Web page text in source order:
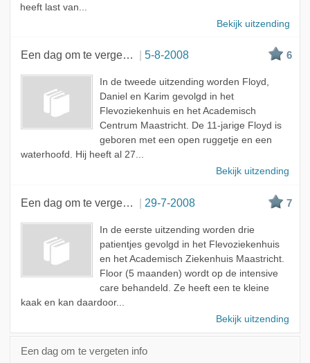
heeft last van...
Bekijk uitzending
Een dag om te vergeten 5-8-2008 6
In de tweede uitzending worden Floyd,
Daniel en Karim gevolgd in het
Flevoziekenhuis en het Academisch
Centrum Maastricht. De 11-jarige Floyd is
geboren met een open ruggetje en een
waterhoofd. Hij heeft al 27...
Bekijk uitzending
Een dag om te vergeten 29-7-2008 7
In de eerste uitzending worden drie
patientjes gevolgd in het Flevoziekenhuis
en het Academisch Ziekenhuis Maastricht.
Floor (5 maanden) wordt op de intensive
care behandeld. Ze heeft een te kleine
kaak en kan daardoor...
Bekijk uitzending
Een dag om te vergeten info